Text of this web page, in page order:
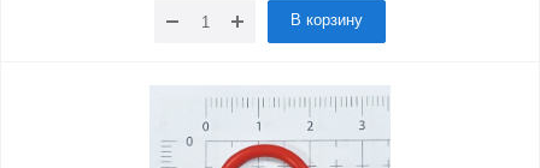
В корзину